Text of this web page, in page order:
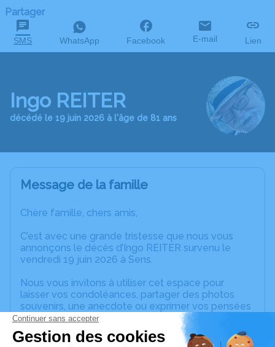
Partager
SMS WhatsApp Facebook E-mail Lien
Ingo REITER
décédé le 19 juin 2026 à l'âge de 81 ans
Message de la famille
Chère famille, chers amis,
C’est avec une grande tristesse que nous vous
annonçons le décès d’Ingo REITER survenu le
vendredi 19 juin 2026 à Sens.
Nous vous invitons à utiliser cet espace pour
laisser vos condoléances, partager des photos
souvenirs, une anecdote ou exprimer vos pensées
à travers des poèmes ou des textes. Cet endroit
est un lieu d'expression dédié à honorer la
mémoire d’Ingo REITER.